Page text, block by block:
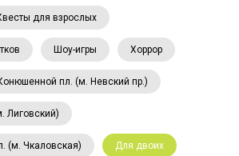
для взрослых
Шоу-игры Хоррор
пл. (м. Невский пр.)
Лиговский)
(м. Чкаловская) Для двоих